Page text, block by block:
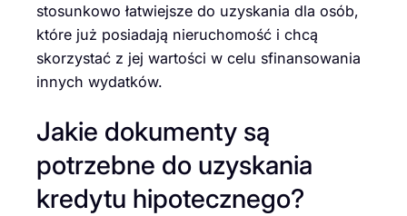
stosunkowo łatwiejsze do uzyskania dla osób,
które już posiadają nieruchomość i chcą
skorzystać z jej wartości w celu sfinansowania
innych wydatków.
Jakie dokumenty są
potrzebne do uzyskania
kredytu hipotecznego?